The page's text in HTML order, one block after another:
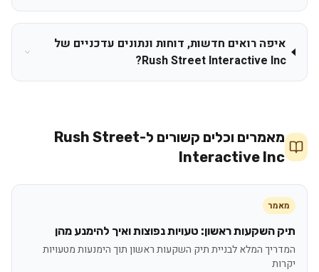
איפה רואים חדשות, דוחות ונתונים עדכניים של
Rush Street Interactive Inc?
מאמרים וכלים קשורים ל-Rush Street
Interactive Inc
מאמר
תיק השקעות ראשון: טעויות נפוצות ואיך להימנע מהן
המדריך המלא לבניית תיק השקעות ראשון תוך הימנעות מטעויות
יקרות